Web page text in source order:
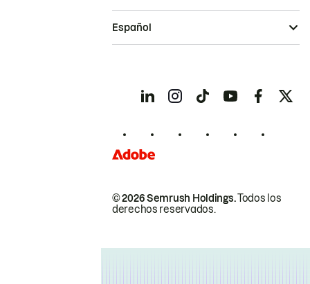
© 2026 Semrush Holdings.Todos los
derechos reservados.
Español